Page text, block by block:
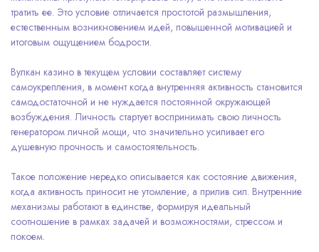
тратить ее. Это условие отличается простотой размышления,
естественным возникновением идей, повышенной мотивацией и
итоговым ощущением бодрости.
Вулкан казино в текущем условии составляет систему
самоукрепления, в момент когда внутренняя активность становится
самодостаточной и не нуждается постоянной окружающей
возбуждения. Личность стартует воспринимать свою личность
генератором личной мощи, что значительно усиливает его
душевную прочность и самостоятельность.
Такое положение нередко описывается как состояние движения,
когда активность приносит не утомление, а прилив сил. Внутренние
механизмы работают в единстве, формируя идеальный
соотношение в рамках задачей и возможностями, стрессом и
покоем.